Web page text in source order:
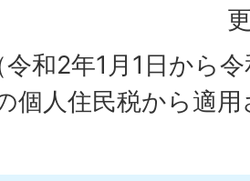
和2年1月1日から
個人住民税から適